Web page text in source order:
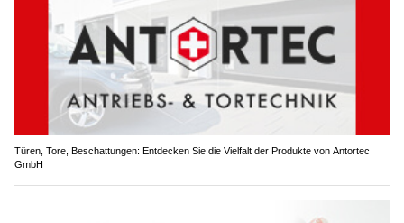
Türen, Tore, Beschattungen: Entdecken Sie die Vielfalt der Produkte von Antortec
GmbH